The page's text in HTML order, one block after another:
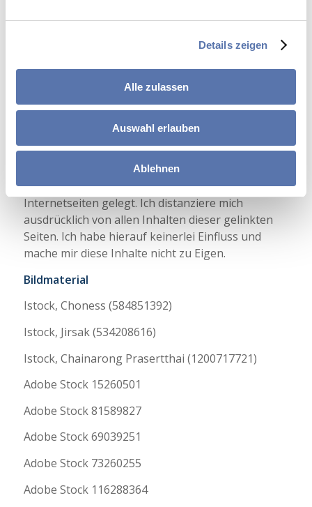
Details zeigen
Alle zulassen
Auswahl erlauben
Ablehnen
Konsultation eines Rechtsanwalts/Steuerberaters
Das Landgericht (LG) Hamburg hat entschieden,
dass man durch das Einbinden eines Links die
verantworten hat. Dies kann – so das LG – nur
dadurch verhindert werden, dass man sich
ausdrücklich von diesen Inhalten distanziert. Ich
habe auf meiner Internetseite Links zu fremden
Internetseiten gelegt. Ich distanziere mich
ausdrücklich von allen Inhalten dieser gelinkten
Seiten. Ich habe hierauf keinerlei Einfluss und
mache mir diese Inhalte nicht zu Eigen.
Bildmaterial
Istock, Choness (584851392)
Istock, Jirsak (534208616)
Istock, Chainarong Prasertthai (1200717721)
Adobe Stock 15260501
Adobe Stock 81589827
Adobe Stock 69039251
Adobe Stock 73260255
Adobe Stock 116288364